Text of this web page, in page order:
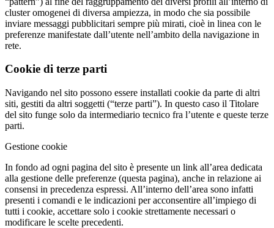
cluster omogenei di diversa ampiezza, in modo che sia possibile
inviare messaggi pubblicitari sempre più mirati, cioè in linea con le
preferenze manifestate dall’utente nell’ambito della navigazione in
rete.
Cookie di terze parti
Navigando nel sito possono essere installati cookie da parte di altri
siti, gestiti da altri soggetti (“terze parti”). In questo caso il Titolare
del sito funge solo da intermediario tecnico fra l’utente e queste terze
parti.
Gestione cookie
In fondo ad ogni pagina del sito è presente un link all’area dedicata
alla gestione delle preferenze (questa pagina), anche in relazione ai
consensi in precedenza espressi. All’interno dell’area sono infatti
presenti i comandi e le indicazioni per acconsentire all’impiego di
tutti i cookie, accettare solo i cookie strettamente necessari o
modificare le scelte precedenti.